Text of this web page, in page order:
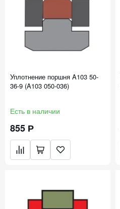
Уплотнение поршня A103 50-
36-9 (A103 050-036)
Есть в наличии
855 Р